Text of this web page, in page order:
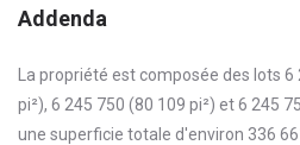
Addenda
La propriété est composée des lots 6
pi²), 6 245 750 (80 109 pi²) et 6 245
une superficie totale d'environ 336